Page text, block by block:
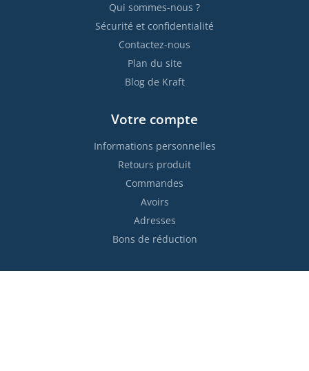
Qui sommes-nous ?
Sécurité et confidentialité
Contactez-nous
Plan du site
Blog de Kraft
Votre compte
Informations personnelles
Retours produit
Commandes
Avoirs
Adresses
Bons de réduction
Restez informés !